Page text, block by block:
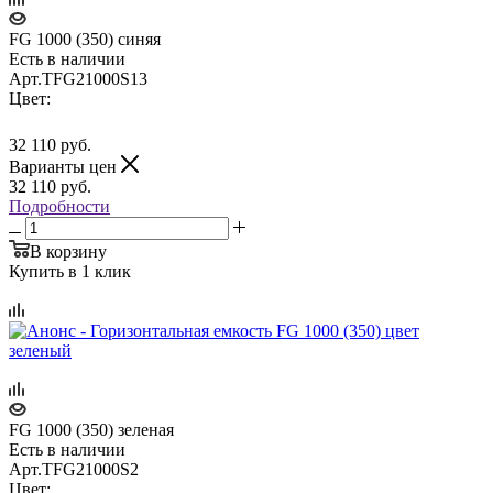
FG 1000 (350) синяя
Есть в наличии
Арт.TFG21000S13
Цвет:
32 110 руб.
Варианты цен
32 110 руб.
Подробности
В корзину
Купить в 1 клик
FG 1000 (350) зеленая
Есть в наличии
Арт.TFG21000S2
Цвет: